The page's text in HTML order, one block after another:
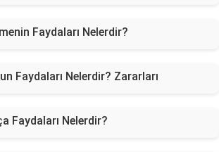
Faydaları Nelerdir?
Faydaları Nelerdir? Zararları
Faydaları Nelerdir?